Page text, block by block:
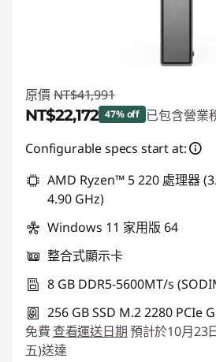
原價 NT$41,991
NT$22,172 47% off 已包含營業
即時折扣： :-NT$19,819
Configurable specs start at:
AMD Ryzen™ 5 220 處理器
4.90 GHz)
Windows 11 家用版 64
整合式顯示卡
8 GB DDR5-5600MT/s
256 GB SSD M.2 2280 PCIe
免費 查看運送日期預計於10月23
五)送達